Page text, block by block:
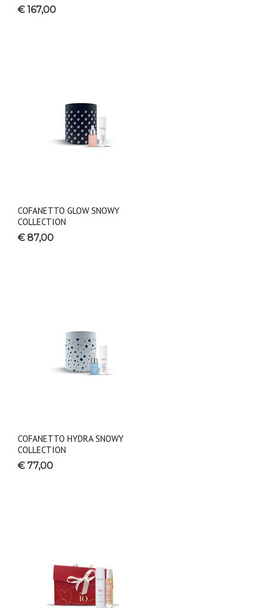
€ 167,00
COFANETTO GLOW SNOWY
COLLECTION
€ 87,00
COFANETTO HYDRA SNOWY
COLLECTION
€ 77,00